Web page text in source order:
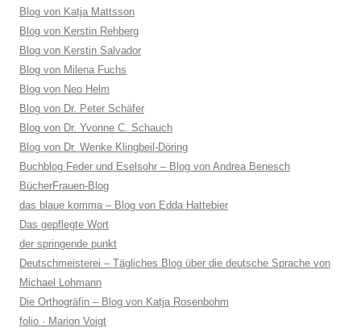
Blog von Katja Mattsson
Blog von Kerstin Rehberg
Blog von Kerstin Salvador
Blog von Milena Fuchs
Blog von Neo Helm
Blog von Dr. Peter Schäfer
Blog von Dr. Yvonne C. Schauch
Blog von Dr. Wenke Klingbeil-Döring
Buchblog Feder und Eselsohr – Blog von Andrea Benesch
BücherFrauen-Blog
das blaue komma – Blog von Edda Hattebier
Das gepflegte Wort
der springende punkt
Deutschmeisterei – Tägliches Blog über die deutsche Sprache von
Michael Lohmann
Die Orthogräfin – Blog von Katja Rosenbohm
folio · Marion Voigt